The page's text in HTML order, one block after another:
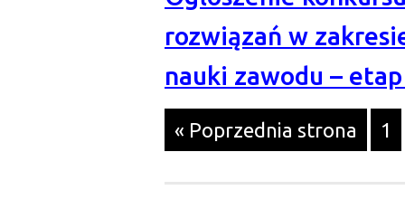
rozwiązań w
nauki zawodu –
« Poprzednia strona 1